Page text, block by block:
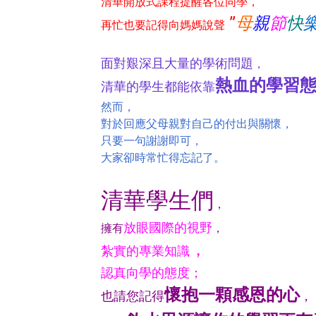
再忙也要記得向媽媽說聲 ”母親節快
面對艱深且大量的學術問題 ，
清華的學生都能依靠熱血的學習
然而，
對於回應父母親對自己的付出與關懷，
只要一句謝謝即可，
大家卻時常忙得忘記了。
清華學生們 ，
擁有放眼國際的視野 ，
紮實的專業知識 ，
認真向學的態度；
也請您記得懷抱一顆感恩的心，